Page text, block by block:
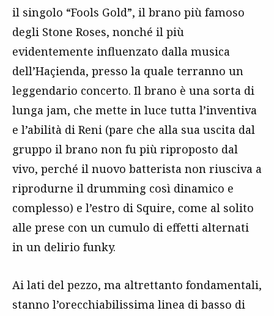
il singolo “Fools Gold”, il brano più famoso
degli Stone Roses, nonché il più
evidentemente influenzato dalla musica
dell’Haçienda, presso la quale terranno un
leggendario concerto. Il brano è una sorta di
lunga jam, che mette in luce tutta l’inventiva
e l’abilità di Reni (pare che alla sua uscita dal
gruppo il brano non fu più riproposto dal
vivo, perché il nuovo batterista non riusciva a
riprodurne il drumming così dinamico e
complesso) e l’estro di Squire, come al solito
alle prese con un cumulo di effetti alternati
in un delirio funky.
Ai lati del pezzo, ma altrettanto fondamentali,
stanno l’orecchiabilissima linea di basso di